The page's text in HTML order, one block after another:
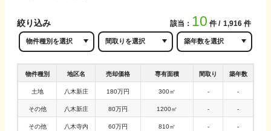
絞り込み 該当： 10 件 1,916 件
物件種別 地区名 売却価格 専有面積 間取り 築年数
土地 八木新庄 180万円 300㎡ - -
その他 八木新庄 80万円 1200㎡ - -
その他 八木寺内 60万円 810㎡ - -